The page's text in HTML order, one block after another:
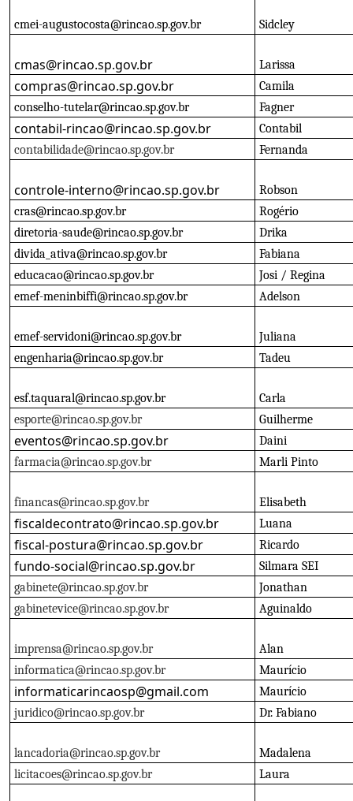
cmei-augustocosta@rincao.sp.gov.br Sidcley
cmas@rincao.sp.gov.br Larissa
compras@rincao.sp.gov.br
Camila
conselho-tutelar@rincao.sp.gov.br
Fagner
contabil-rincao@rincao.sp.gov.br
Contabil
contabilidade@rincao.sp.gov.br
Fernanda
controle-interno@rincao.sp.gov.br
Robson
cras@rincao.sp.gov.br
Rogério
diretoria-saude@rincao.sp.gov.br
Drika
divida_ativa@rincao.sp.gov.br
Fabiana
educacao@rincao.sp.gov.br
Josi / Regina
emef-meninbiffi@rincao.sp.gov.br
Adelson
emef-servidoni@rincao.sp.gov.br
Juliana
engenharia@rincao.sp.gov.br
Tadeu
esf.taquaral@rincao.sp.gov.br
Carla
esporte@rincao.sp.gov.br
Guilherme
eventos@rincao.sp.gov.br
Daini
farmacia@rincao.sp.gov.br
Marli Pinto
financas@rincao.sp.gov.br Elisabeth
fiscaldecontrato@rincao.sp.gov.br Luana
fiscal-postura@rincao.sp.gov.br Ricardo
fundo-social@rincao.sp.gov.br
Silmara SEI
gabinete@rincao.sp.gov.br
Jonathan
gabinetevice@rincao.sp.gov.br
Aguinaldo
imprensa@rincao.sp.gov.br
Alan
informatica@rincao.sp.gov.br
Maurício
informaticarincaosp@gmail.com
Maurício
juridico@rincao.sp.gov.br
Dr. Fabiano
lancadoria@rincao.sp.gov.br
Madalena
licitacoes@rincao.sp.gov.br
Laura